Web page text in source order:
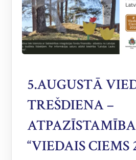
5.AUGUSTĀ
TREŠDIENA –
“VIEDAIS CIEMS